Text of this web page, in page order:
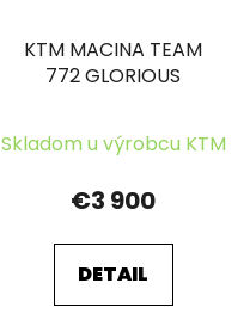
KTM MACINA TEAM
772 GLORIOUS
Skladom u výrobcu KTM
€3 900
DETAIL